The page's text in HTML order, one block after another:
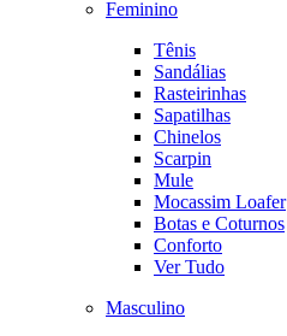
Feminino
Tênis
Sandálias
Rasteirinhas
Sapatilhas
Chinelos
Scarpin
Mule
Mocassim Loafer
Botas e Coturnos
Conforto
Ver Tudo
Masculino